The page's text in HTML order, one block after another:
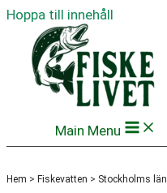
Hoppa till innehåll
Main Menu
Hem > Fiskevatten > Stockholms län